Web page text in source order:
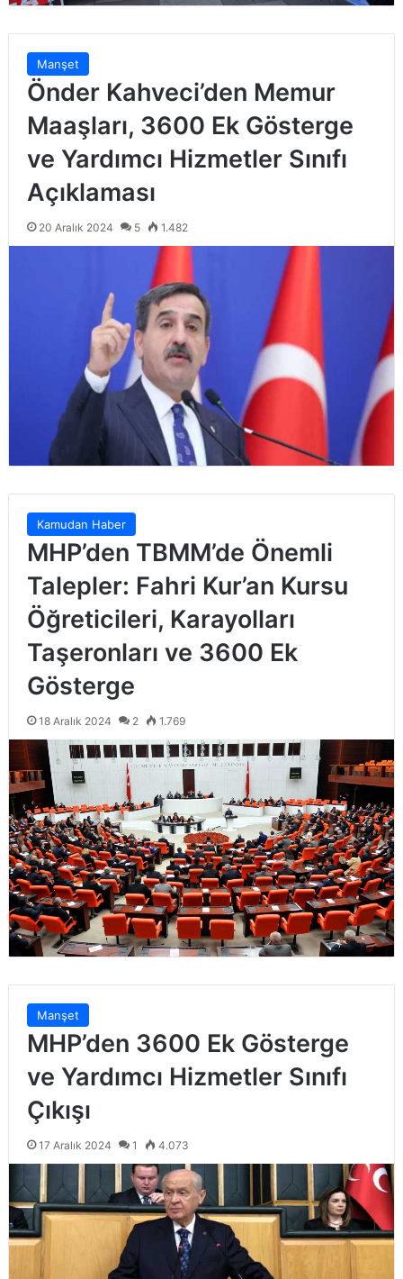
Manşet
Önder Kahveci’den Memur
Maaşları, 3600 Ek Gösterge
ve Yardımcı Hizmetler Sınıfı
Açıklaması
20 Aralık 2024 5 1.482
Kamudan Haber
MHP’den TBMM’de Önemli
Talepler: Fahri Kur’an Kursu
Öğreticileri, Karayolları
Taşeronları ve 3600 Ek
Gösterge
18 Aralık 2024 2 1.769
Manşet
MHP’den 3600 Ek Gösterge
ve Yardımcı Hizmetler Sınıfı
Çıkışı
17 Aralık 2024 1 4.073